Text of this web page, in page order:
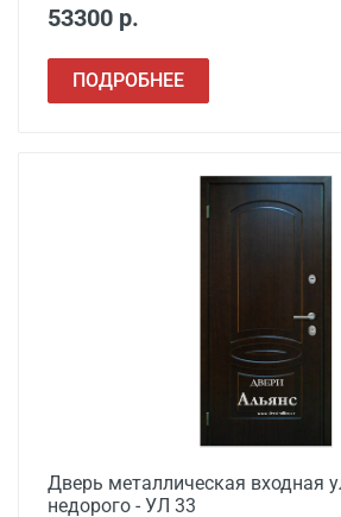
53300 р.
ПОДРОБНЕЕ
Дверь металлическая входная
недорого - УЛ 33